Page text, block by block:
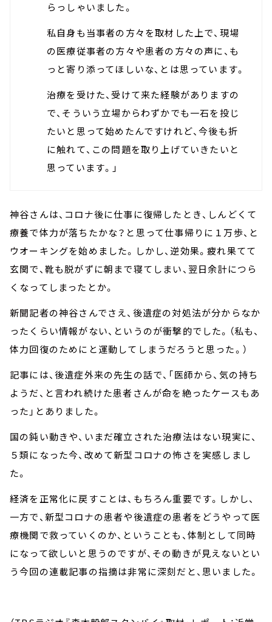
らっしゃいました。
私自身も当事者の方々を取材した上で、現場
の医療従事者の方々や患者の方々の声に、も
っと寄り添ってほしいな、とは思っています。
治療を受けた、受けて来た経験がありますの
で、そういう立場からわずかでも一石を投じ
たいと思って始めたんですけれど、今後も折
に触れて、この問題を取り上げていきたいと
思っています。」
神谷さんは、コロナ後に仕事に復帰したとき、しんどくて
療養で体力が落ちたかな？と思って仕事帰りに１万歩、と
ウオーキングを始めました。しかし、逆効果。疲れ果てて
玄関で、靴も脱がずに朝まで寝てしまい、翌日余計につら
くなってしまったとか。
新聞記者の神谷さんでさえ、後遺症の対処法が分からなか
ったくらい情報がない、というのが衝撃的でした。（私も、
体力回復のためにと運動してしまうだろうと思った。）
記事には、後遺症外来の先生の話で、「医師から、気の持ち
ようだ、と言われ続けた患者さんが命を絶ったケースもあ
った」とありました。
国の鈍い動きや、いまだ確立された治療法はない現実に、
５類になった今、改めて新型コロナの怖さを実感しまし
た。
経済を正常化に戻すことは、もちろん重要です。しかし、
一方で、新型コロナの患者や後遺症の患者をどうやって医
療機関で救っていくのか、ということも、体制として同時
になって欲しいと思うのですが、その動きが見えないとい
う今回の連載記事の指摘は非常に深刻だと、思いました。